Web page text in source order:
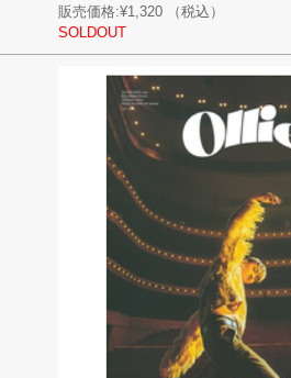
販売価格:¥1,320
（税込）
SOLDOUT